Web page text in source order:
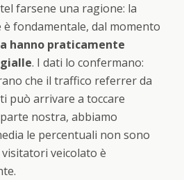
farsene una ragione: la
fondamentale, dal momento
hanno praticamente
. I dati lo confermano:
che il traffico referrer da
può arrivare a toccare
nostra, abbiamo
le percentuali non sono
veicolato è